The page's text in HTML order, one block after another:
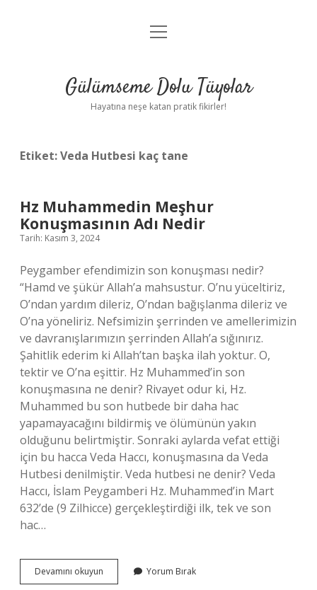
Anasayfa
Yasal Uyarı
menüyü
Gülümseme Dolu Tüyolar
Hayatına neşe katan pratik fikirler!
Etiket:Veda Hutbesi kaç tane
Hz Muhammedin Meşhur
Konuşmasının Adı Nedir
Tarih: Kasım 3, 2024
Peygamber efendimizin son konuşması nedir?
“Hamd ve şükür Allah’a mahsustur. O’nu yüceltiriz,
O’ndan yardım dileriz, O’ndan bağışlanma dileriz ve
O’na yöneliriz. Nefsimizin şerrinden ve amellerimizin
ve davranışlarımızın şerrinden Allah’a sığınırız.
Şahitlik ederim ki Allah’tan başka ilah yoktur. O,
tektir ve O’na eşittir. Hz Muhammed’in son
konuşmasına ne denir? Rivayet odur ki, Hz.
Muhammed bu son hutbede bir daha hac
yapamayacağını bildirmiş ve ölümünün yakın
olduğunu belirtmiştir. Sonraki aylarda vefat ettiği
için bu hacca Veda Haccı, konuşmasına da Veda
Hutbesi denilmiştir. Veda hutbesi ne denir? Veda
Haccı, İslam Peygamberi Hz. Muhammed’in Mart
632’de (9 Zilhicce) gerçekleştirdiği ilk, tek ve son
hac…
Devamını okuyun
Muhammedin
Yorum Bırak